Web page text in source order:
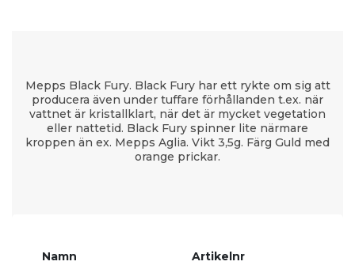
Mepps Black Fury. Black Fury har ett rykte om sig att
producera även under tuffare förhållanden t.ex. när
vattnet är kristallklart, när det är mycket vegetation
eller nattetid. Black Fury spinner lite närmare
kroppen än ex. Mepps Aglia. Vikt 3,5g. Färg Guld med
orange prickar.
Namn Artikelnr